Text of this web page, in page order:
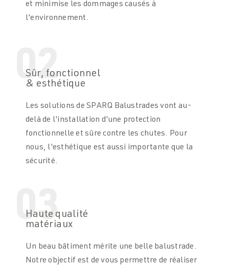
et minimise les dommages causés à
l'environnement.
02
Sûr, fonctionnel
& esthétique
Les solutions de SPARQ Balustrades vont au-
delà de l'installation d'une protection
fonctionnelle et sûre contre les chutes. Pour
nous, l'esthétique est aussi importante que la
sécurité.
03
Haute qualité
matériaux
Un beau bâtiment mérite une belle balustrade.
Notre objectif est de vous permettre de réaliser